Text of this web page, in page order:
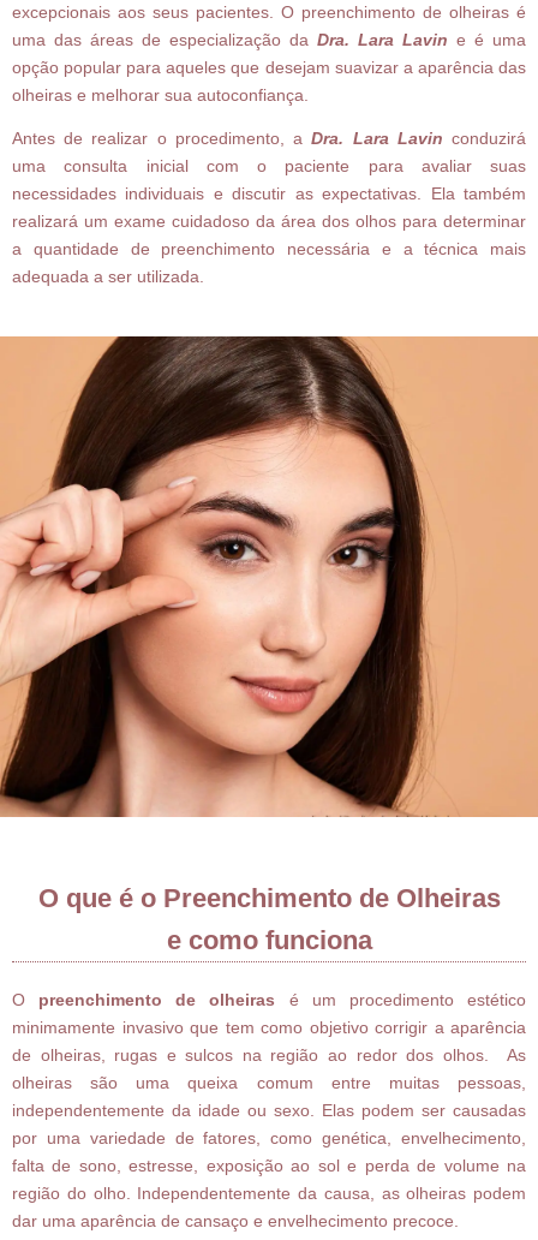
excepcionais aos seus pacientes. O preenchimento de olheiras é
uma das áreas de especialização da Dra. Lara Lavin e é uma
opção popular para aqueles que desejam suavizar a aparência das
olheiras e melhorar sua autoconfiança.
Antes de realizar o procedimento, aDra. Lara Lavin conduzirá
uma consulta inicial com o paciente para avaliar suas
necessidades individuais e discutir as expectativas. Ela também
realizará um exame cuidadoso da área dos olhos para determinar
a quantidade de preenchimento necessária e a técnica mais
adequada a ser utilizada.
O que é o Preenchimento de Olheiras
e como funciona
O preenchimento de olheiras é um procedimento estético
minimamente invasivo que tem como objetivo corrigir a aparência
de olheiras, rugas e sulcos na região ao redor dos olhos. As
olheiras são uma queixa comum entre muitas pessoas,
independentemente da idade ou sexo. Elas podem ser causadas
por uma variedade de fatores, como genética, envelhecimento,
falta de sono, estresse, exposição ao sol e perda de volume na
região do olho. Independentemente da causa, as olheiras podem
dar uma aparência de cansaço e envelhecimento precoce.